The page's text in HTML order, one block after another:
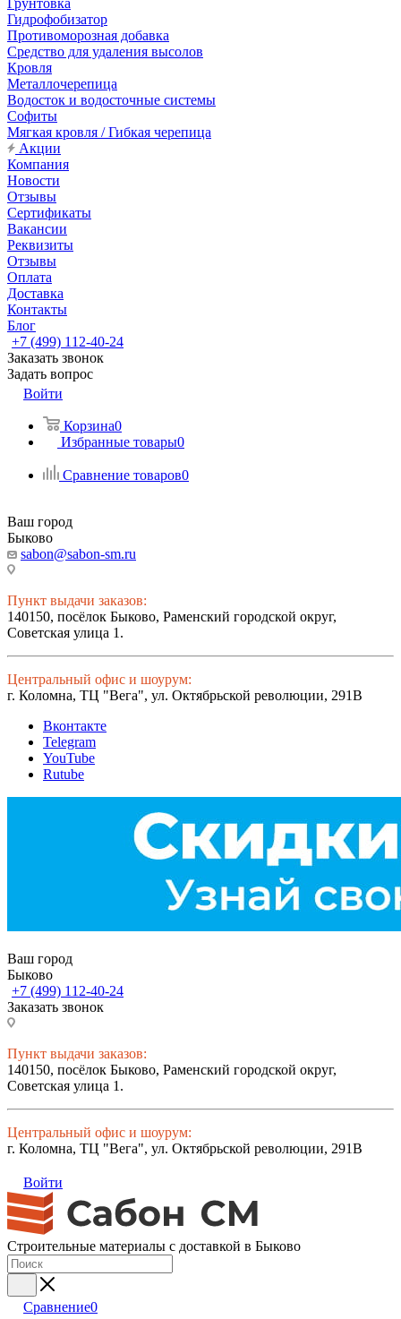
Грунтовка
Гидрофобизатор
Противоморозная добавка
Средство для удаления высолов
Кровля
Металлочерепица
Водосток и водосточные системы
Софиты
Мягкая кровля / Гибкая черепица
Акции
Компания
Новости
Отзывы
Сертификаты
Вакансии
Реквизиты
Отзывы
Оплата
Доставка
Контакты
Блог
+7 (499) 112-40-24
Заказать звонок
Задать вопрос
Войти
Корзина0
Избранные товары0
Сравнение товаров0
Ваш город
Быково
sabon@sabon-sm.ru
Пункт выдачи заказов:
140150, посёлок Быково, Раменский городской округ,
Советская улица 1.
Центральный офис и шоурум:
г. Коломна, ТЦ "Вега", ул. Октябрьской революции, 291В
Вконтакте
Telegram
YouTube
Rutube
Ваш город
Быково
+7 (499) 112-40-24
Заказать звонок
Пункт выдачи заказов:
140150, посёлок Быково, Раменский городской округ,
Советская улица 1.
Центральный офис и шоурум:
г. Коломна, ТЦ "Вега", ул. Октябрьской революции, 291В
Войти
Строительные материалы с доставкой в Быково
Сравнение0